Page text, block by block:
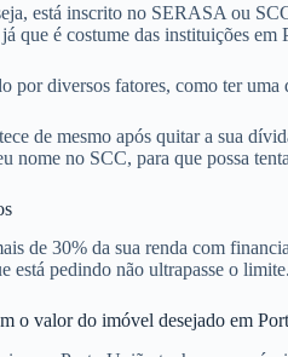
está inscrito no SERASA ou
que é costume das instituições
por diversos fatores, como ter
de mesmo após quitar a sua
nome no SCC, para que possa
de 30% da sua renda com
está pedindo não ultrapasse o
o valor do imóvel desejado em